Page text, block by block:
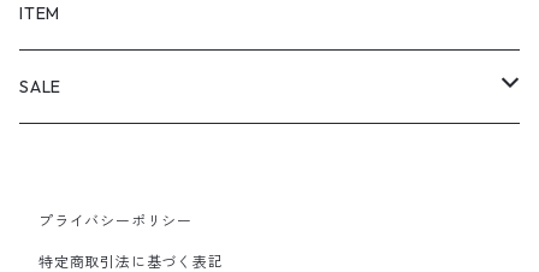
SHORTS
PANTS
ITEM
SALE
PANTS
プライバシーポリシー
特定商取引法に基づく表記